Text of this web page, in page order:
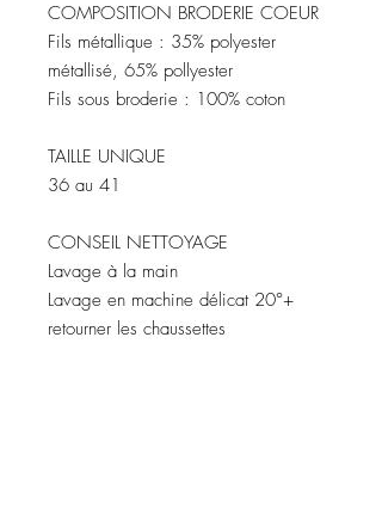
COMPOSITION BRODERIE COEUR
Fils métallique : 35% polyester
métallisé, 65% pollyester
Fils sous broderie : 100% coton
TAILLE UNIQUE
36 au 41
CONSEIL NETTOYAGE
Lavage à la main
Lavage en machine délicat 20°+
retourner les chaussettes